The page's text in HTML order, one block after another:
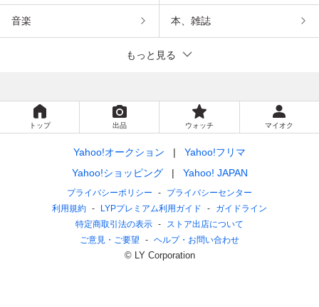
音楽 本、雑誌
もっと見る
トップ 出品 ウォッチ マイオク
Yahoo!オークション
Yahoo!フリマ
Yahoo!ショッピング
Yahoo! JAPAN
プライバシーポリシー
プライバシーセンター
利用規約
LYPプレミアム利用ガイド
ガイドライン
特定商取引法の表示
ストア出店について
ご意見・ご要望
ヘルプ・お問い合わせ
© LY Corporation